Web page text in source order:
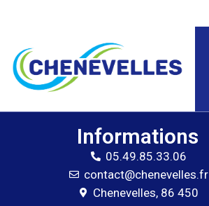
Informations
05.49.85.33.06
contact@chenevelles.fr
Chenevelles, 86 450